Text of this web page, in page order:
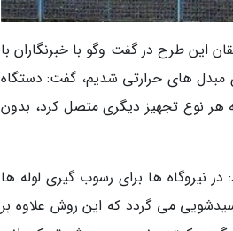
طرح در گفت وگو با خبرنگاران با
مبدل های حرارتی شدیم، گفت: دستگاه
نوع تجهیز دیگری متصل کرد، بدون
نیروگاه ها برای رسوب گیری لوله ها
می گردد که این روش علاوه بر